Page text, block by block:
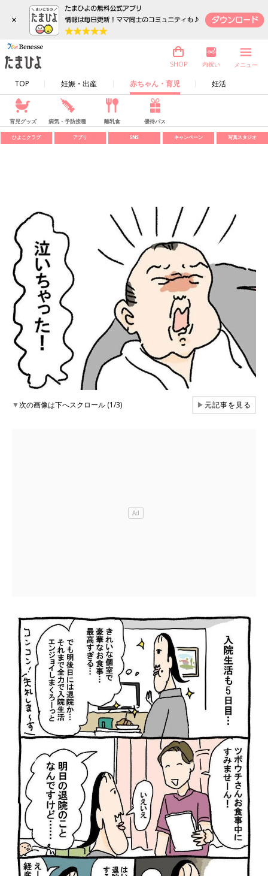
×
TOP 妊娠・出産 赤ちゃん・育児 妊活
SHOP 内祝い メニュー
育児グッズ 病気・予防接種 離乳食 優待パス
ひよこクラブ アプリ SNS キャンペーン 写真スタジオ
▼次の画像は下へスクロール (1/3) ▶元記事を見る